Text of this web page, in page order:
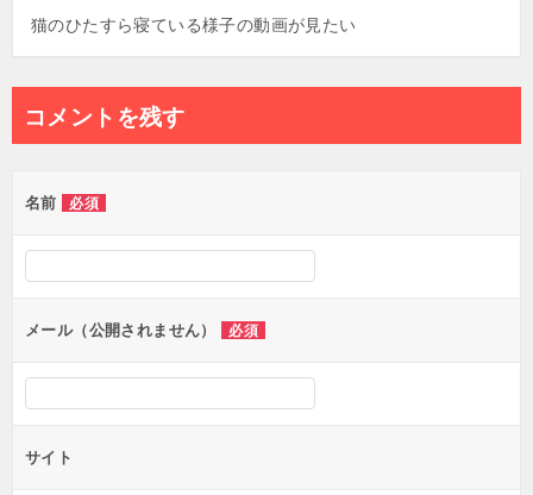
猫のひたすら寝ている様子の動画が見たい
コメントを残す
名前 必須
メール（公開されません） 必須
サイト